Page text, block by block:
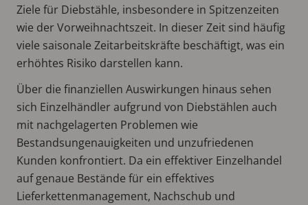
Ziele für Diebstähle, insbesondere in Spitzenzeiten
wie der Vorweihnachtszeit. In dieser Zeit sind häufig
viele saisonale Zeitarbeitskräfte beschäftigt, was ein
erhöhtes Risiko darstellen kann.
Über die finanziellen Auswirkungen hinaus sehen
sich Einzelhändler aufgrund von Diebstählen auch
mit nachgelagerten Problemen wie
Bestandsungenauigkeiten und unzufriedenen
Kunden konfrontiert. Da ein effektiver Einzelhandel
auf genaue Bestände für ein effektives
Lieferkettenmanagement, Nachschub und